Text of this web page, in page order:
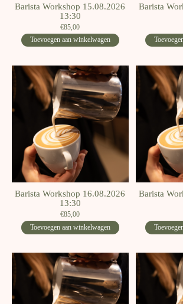
Barista Workshop 15.08.2026
13:30
€85,00
Toevoegen aan winkelwagen
Barista
Barista Workshop 16.08.2026
13:30
€85,00
Toevoegen aan winkelwagen
Barista